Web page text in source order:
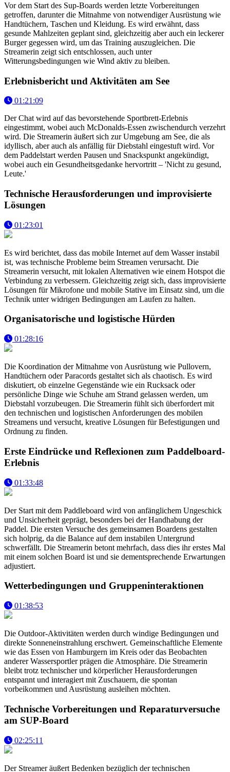
Vor dem Start des Sup-Boards werden letzte Vorbereitungen
getroffen, darunter die Mitnahme von notwendiger Ausrüstung wie
Handtüchern, Taschen und Kleidung. Es wird erwähnt, dass
gesunde Mahlzeiten geplant sind, gleichzeitig aber auch ein leckerer
Burger gegessen wird, um das Training auszugleichen. Die
Streamerin zeigt sich entschlossen, auch unter
Witterungsbedingungen wie Wind aktiv zu bleiben.
Erlebnisbericht und Aktivitäten am See
01:21:09
Der Chat wird auf das bevorstehende Sportbrett-Erlebnis
eingestimmt, wobei auch McDonalds-Essen zwischendurch verzehrt
wird. Die Streamerin äußert sich zur Umgebung am See, die als
idyllisch, aber auch als anfällig für Diebstahl eingestuft wird. Vor
dem Paddelstart werden Pausen und Snackspunkt angekündigt,
wobei auch ein Gesundheitsgedanke hervortritt – 'Nicht zu gesund,
Leute.'
Technische Herausforderungen und improvisierte
Lösungen
01:23:01
Es wird berichtet, dass das mobile Internet auf dem Wasser instabil
ist, was technische Probleme beim Streamen verursacht. Die
Streamerin versucht, mit lokalen Alternativen wie einem Hotspot die
Verbindung zu verbessern. Gleichzeitig zeigt sich, dass improvisierte
Lösungen für Mikrofone und mobile Stative im Einsatz sind, um die
Technik unter widrigen Bedingungen am Laufen zu halten.
Organisatorische und logistische Hürden
01:28:16
Die Koordination der Mitnahme von Ausrüstung wie Pullovern,
Handtüchern oder Paracords gestaltet sich als chaotisch. Es wird
diskutiert, ob einzelne Gegenstände wie ein Rucksack oder
persönliche Dinge wie Schuhe am Strand gelassen werden, um
Diebstahl vorzubeugen. Die Streamerin fühlt sich überfordert mit
den technischen und logistischen Anforderungen des mobilen
Streamens und versucht, kreative Lösungen für Befestigungen und
Ordnung zu finden.
Erste Eindrücke und Reflexionen zum Paddelboard-
Erlebnis
01:33:48
Der Start mit dem Paddleboard wird von anfänglichem Ungeschick
und Unsicherheit geprägt, besonders bei der Handhabung der
Paddel. Die ersten Versuche des gemeinsamen Boardens gestalten
sich holprig, da die Balance auf dem instabilen Untergrund
schwerfällt. Die Streamerin betont mehrfach, dass dies ihr erstes Mal
mit einem solchen Board ist und sie dementsprechende Erwartungen
adjustiert.
Wetterbedingungen und Gruppeninteraktionen
01:38:53
Die Outdoor-Aktivitäten werden durch windige Bedingungen und
direkte Sonneneinstrahlung erschwert. Gemeinschaftliche Elemente
wie das Essen von Hamburgern im Kreis oder das Beobachten
anderer Wassersportler prägen die Atmosphäre. Die Streamerin
bleibt trotz technischer und körperlicher Herausforderungen
entspannt und interagiert mit Zuschauern, die spontan
vorbeikommen und Ausrüstung ausleihen möchten.
Technische Vorbereitungen und Reparaturversuche
am SUP-Board
02:25:11
Der Streamer äußert Bedenken bezüglich der technischen